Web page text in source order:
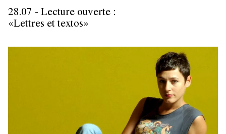
28.07 - Lecture ouverte :
«Lettres et textos»